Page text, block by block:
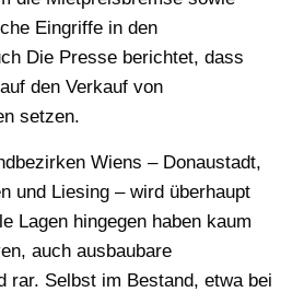
Eingriffe in den
Die Presse berichtet, dass
den Verkauf von
setzen.
Wiens – Donaustadt,
und Liesing – wird überhaupt
Lagen hingegen haben kaum
auch ausbaubare
rar. Selbst im Bestand, etwa bei